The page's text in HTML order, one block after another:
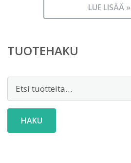
LUE LISÄÄ »
TUOTEHAKU
Etsi:
HAKU